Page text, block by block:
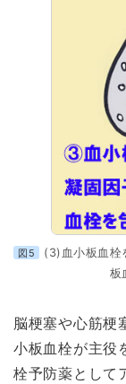
図5
(3)血小板血栓
板
脳梗塞や心筋梗
小板血栓が主役
栓予防薬として